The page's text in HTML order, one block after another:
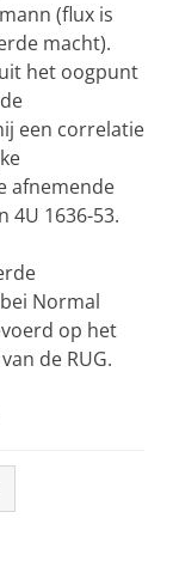
(flux is
macht).
het oogpunt
een correlatie
afnemende
4U 1636-53.
Normal
op het
de RUG.